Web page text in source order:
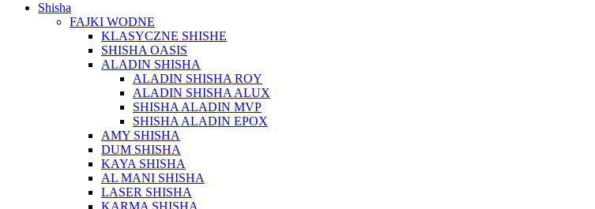
Shisha
FAJKI WODNE
KLASYCZNE SHISHE
SHISHA OASIS
ALADIN SHISHA
ALADIN SHISHA ROY
ALADIN SHISHA ALUX
SHISHA ALADIN MVP
SHISHA ALADIN EPOX
AMY SHISHA
DUM SHISHA
KAYA SHISHA
AL MANI SHISHA
LASER SHISHA
KARMA SHISHA